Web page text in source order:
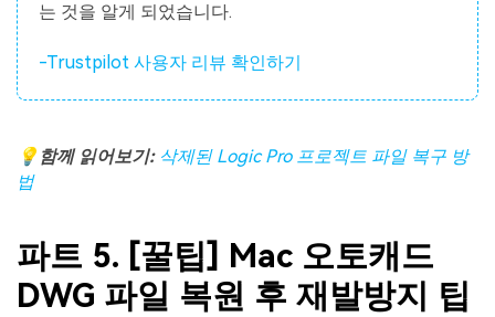
는 것을 알게 되었습니다.
-Trustpilot 사용자 리뷰 확인하기
💡 함께 읽어보기: 삭제된Logic Pro 프로젝트 파일 복구 방
법
파트 5. [꿀팁] Mac 오토캐드
DWG 파일 복원 후 재발방지 팁